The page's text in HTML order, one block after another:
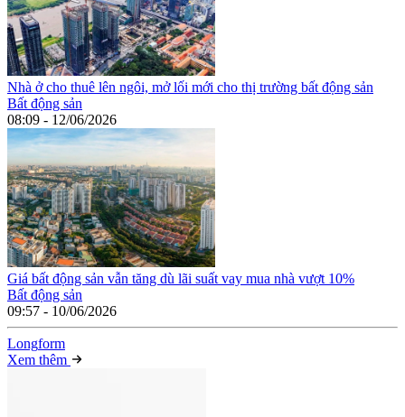
Nhà ở cho thuê lên ngôi, mở lối mới cho thị trường bất động sản
Bất động sản
08:09 - 12/06/2026
Giá bất động sản vẫn tăng dù lãi suất vay mua nhà vượt 10%
Bất động sản
09:57 - 10/06/2026
Longform
Xem thêm